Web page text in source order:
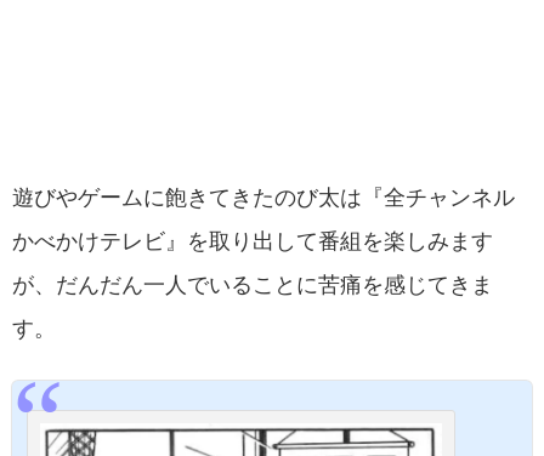
遊びやゲームに飽きてきたのび太は『全チャンネル
かべかけテレビ』を取り出して番組を楽しみます
が、だんだん一人でいることに苦痛を感じてきま
す。